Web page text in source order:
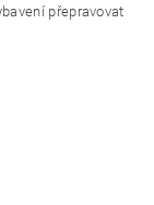
přepravovat